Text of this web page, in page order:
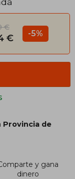
€
€ -5%
Provincia de
y gana
dinero